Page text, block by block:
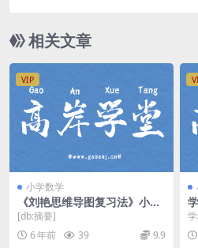
相关文章
VIP
小学数学
《刘艳思维导图复习法》小学
语文数学英语思维导图(10
张）百度网盘
[db:摘要]
6 年前
39 9.9